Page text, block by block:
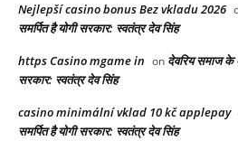
Nejlepší casino bonus Bez vkladu 2026
समर्पित है योगी सरकार: स्वतंत्र देव सिंह
https Casino mgame in on देवरिय समाज के
सरकार: स्वतंत्र देव सिंह
casino minimální vklad 10 kč applepay
समर्पित है योगी सरकार: स्वतंत्र देव सिंह